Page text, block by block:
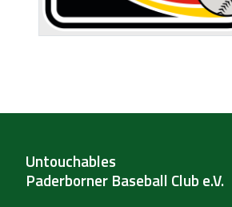
Untouchables
Paderborner Baseball Club e.V.